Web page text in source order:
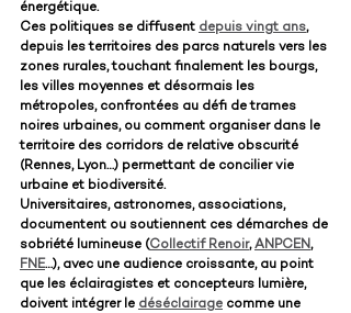
énergétique.
Ces politiques se diffusent depuis vingt ans,
depuis les territoires des parcs naturels vers les
zones rurales, touchant finalement les bourgs,
les villes moyennes et désormais les
métropoles, confrontées au défi de trames
noires urbaines, ou comment organiser dans le
territoire des corridors de relative obscurité
(Rennes, Lyon…) permettant de concilier vie
urbaine et biodiversité.
Universitaires, astronomes, associations,
documentent ou soutiennent ces démarches de
sobriété lumineuse (Collectif Renoir, ANPCEN,
FNE…), avec une audience croissante, au point
que les éclairagistes et concepteurs lumière,
doivent intégrer le déséclairage comme une